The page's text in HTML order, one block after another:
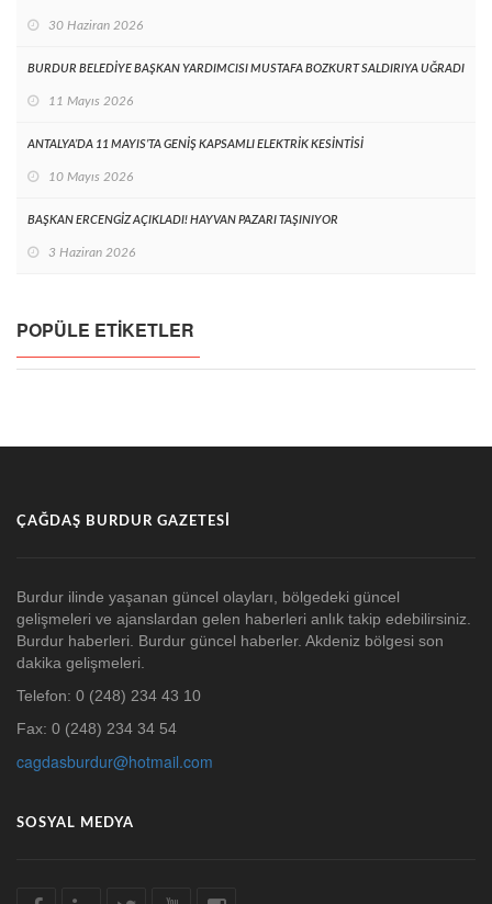
30 Haziran 2026
BURDUR BELEDİYE BAŞKAN YARDIMCISI MUSTAFA BOZKURT SALDIRIYA UĞRADI
11 Mayıs 2026
ANTALYA’DA 11 MAYIS’TA GENİŞ KAPSAMLI ELEKTRİK KESİNTİSİ
10 Mayıs 2026
BAŞKAN ERCENGİZ AÇIKLADI! HAYVAN PAZARI TAŞINIYOR
3 Haziran 2026
POPÜLE ETIKETLER
ÇAĞDAŞ BURDUR GAZETESI
Burdur ilinde yaşanan güncel olayları, bölgedeki güncel
gelişmeleri ve ajanslardan gelen haberleri anlık takip edebilirsiniz.
Burdur haberleri. Burdur güncel haberler. Akdeniz bölgesi son
dakika gelişmeleri.
Telefon: 0 (248) 234 43 10
Fax: 0 (248) 234 34 54
cagdasburdur@hotmail.com
SOSYAL MEDYA